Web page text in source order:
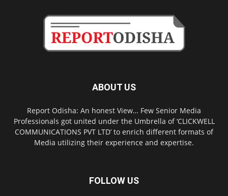
ABOUT US
Report Odisha: An honest View… Few Senior Media
Professionals got united under the Umbrella of ‘CLICKWELL
COMMUNICATIONS PVT LTD’ to enrich different formats of
Media utilizing their experience and expertise.
FOLLOW US